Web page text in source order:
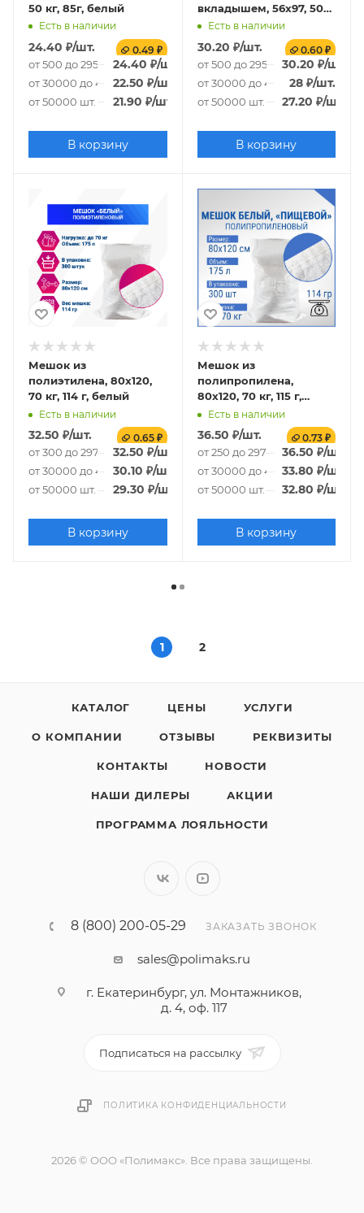
50 кг, 85г, белый
Есть в наличии
24.40 ₽/шт. 0.49 ₽
от 500 до 29500 шт.
24.40 ₽/шт.
от 30000 до 49500 шт.
22.50 ₽/шт.
от 50000 шт. 21.90 ₽/шт.
В корзину
вкладышем, 56x97, 50
кг, 90г
Есть в наличии
30.20 ₽/шт. 0.60 ₽
от 500 до 29500 шт.
30.20 ₽/шт.
от 30000 до 49500 шт.
28 ₽/шт.
от 50000 шт. 27.20 ₽/шт.
В корзину
Мешок из
полиэтилена, 80x120,
70 кг, 114 г, белый
Есть в наличии
32.50 ₽/шт. 0.65 ₽
от 300 до 29700 шт.
32.50 ₽/шт.
от 30000 до 49700 шт.
30.10 ₽/шт.
от 50000 шт. 29.30 ₽/шт.
В корзину
Мешок из
полипропилена,
80x120, 70 кг, 115 г,
белый
Есть в наличии
36.50 ₽/шт. 0.73 ₽
от 250 до 29750 шт.36.50 ₽/шт.
от 30000 до 49750 шт.
33.80 ₽/шт.
от 50000 шт. 32.80 ₽/шт.
В корзину
1 2
КАТАЛОГ ЦЕНЫ УСЛУГИ
О КОМПАНИИ ОТЗЫВЫ РЕКВИЗИТЫ
КОНТАКТЫ НОВОСТИ
НАШИ ДИЛЕРЫ АКЦИИ
ПРОГРАММА ЛОЯЛЬНОСТИ
8 (800) 200-05-29 ЗАКАЗАТЬ ЗВОНОК
sales@polimaks.ru
г. Екатеринбург, ул. Монтажников,
д. 4, оф. 117
Подписаться на рассылку
ПОЛИТИКА КОНФИДЕНЦИАЛЬНОСТИ
2026 © ООО «Полимакс». Все права защищены.